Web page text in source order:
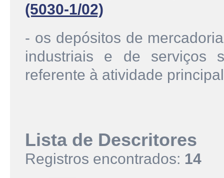
(5030-1/02)
- os depósitos de
industriais e de serviços
referente à atividade principal
Lista de Descritores
Registros encontrados: 14